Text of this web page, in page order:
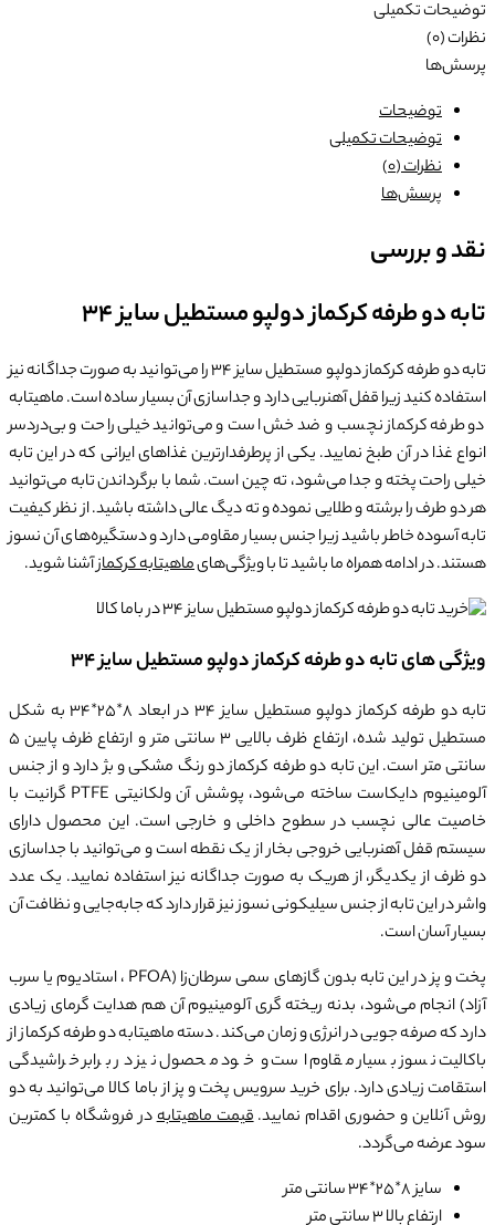
توضیحات تکمیلی
نظرات (0)
پرسش‌ها
توضیحات
توضیحات تکمیلی
نظرات (0)
پرسش‌ها
نقد و بررسی
تابه دو طرفه کرکماز دولپو مستطیل سایز 34
تابه دو طرفه کرکماز دولپو مستطیل سایز 34 را می‌توانید به صورت جداگانه نیز
استفاده کنید زیرا قفل آهنربایی دارد و جداسازی آن بسیار ساده است. ماهیتابه
دو طرفه کرکماز نچسب و ضد خش است و می‌توانید خیلی راحت و بی‌دردسر
انواع غذا در آن طبخ نمایید. یکی از پرطرفدارترین غذاهای ایرانی که در این تابه
خیلی راحت پخته و جدا می‌شود، ته چین است. شما با برگرداندن تابه می‌توانید
هر دو طرف را برشته و طلایی نموده و ته دیگ عالی داشته باشید. از نظر کیفیت
تابه آسوده خاطر باشید زیرا جنس بسیار مقاومی دارد و دستگیره‌های آن نسوز
هستند. در ادامه همراه ما باشید تا با ویژگی‌هایماهیتابه کرکمازآشنا شوید.
ویژگی های تابه دو طرفه کرکماز دولپو مستطیل سایز 34
تابه دو طرفه کرکماز دولپو مستطیل سایز 34 در ابعاد 8*25*34 به شکل
مستطیل تولید شده، ارتفاع ظرف بالایی 3 سانتی متر و ارتفاع ظرف پایین 5
سانتی متر است. این تابه دو طرفه کرکماز دو رنگ مشکی و بژ دارد و از جنس
آلومینیوم دایکاست ساخته می‌شود، پوشش آن ولکانیتی PTFE گرانیت با
خاصیت عالی نچسب در سطوح داخلی و خارجی است. این محصول دارای
سیستم قفل آهنربایی خروجی بخار از یک نقطه است و می‌‌توانید با جداسازی
دو ظرف از یکدیگر، از هریک به صورت جداگانه نیز استفاده نمایید. یک عدد
واشر در این تابه از جنس سیلیکونی نسوز نیز قرار دارد که جا‌به‌جایی و نظافت آن
بسیار آسان است.
پخت و پز در این تابه بدون گازهای سمی سرطان‌زا (PFOA ، استادیوم یا سرب
آزاد) انجام می‌شود، بدنه ریخته گری آلومینیوم آن هم هدایت گرمای زیادی
دارد که صرفه جویی در انرژی و زمان می‌کند. دسته ماهیتابه دو طرفه کرکماز از
باکالیت نسوز بسیار مقاوم است و خود محصول نیز در برابر خراشیدگی
استقامت زیادی دارد. برای خرید سرویس پخت و پز از باما کالا می‌توانید به دو
روش آنلاین و حضوری اقدام نمایید.قیمت ماهیتابهدر فروشگاه با کمترین
سود عرضه می‌گردد.
سایز 8*25*34 سانتی متر
ارتفاع بالا 3 سانتی متر